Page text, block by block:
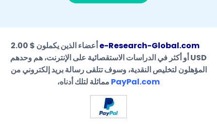
e-Research-Global.com
أعضاء الذين يكملون $ 2.00
USD أو أكثر في الدراسات الاستقصائية على الإنترنت، هم وحدهم
المؤهلون لتخليص النقدية، وسوف تتلقى رسالة بريد إلكتروني من
PayPal.com مماثلة لتلك أدناه،